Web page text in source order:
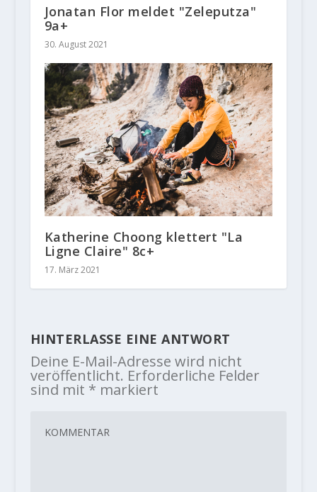
Jonatan Flor meldet "Zeleputza"
9a+
30. August 2021
Katherine Choong klettert "La
Ligne Claire" 8c+
17. März 2021
HINTERLASSE EINE ANTWORT
Deine E-Mail-Adresse wird nicht
veröffentlicht. Erforderliche Felder
sind mit * markiert